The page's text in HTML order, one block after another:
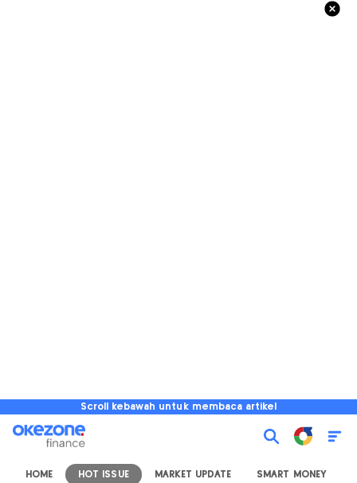
Scroll kebawah untuk membaca artikel
HOME HOT ISSUE MARKET UPDATE SMART MONEY